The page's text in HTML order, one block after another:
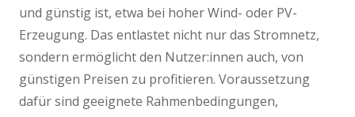
und günstig ist, etwa bei hoher Wind- oder PV-
Erzeugung. Das entlastet nicht nur das Stromnetz,
sondern ermöglicht den Nutzer:innen auch, von
günstigen Preisen zu profitieren. Voraussetzung
dafür sind geeignete Rahmenbedingungen,